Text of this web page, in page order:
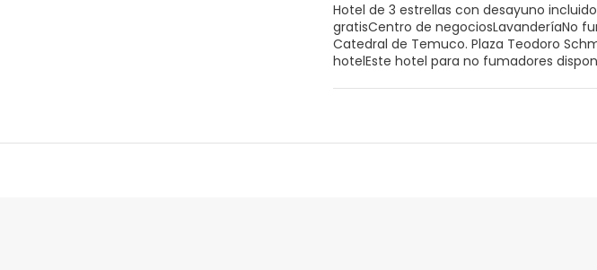
Hotel de 3 estrellas con desayuno
gratisCentro de negociosLavanderíaNo
Catedral de Temuco. Plaza Teodoro
hotelEste hotel para no fumadores
seguridad en la recepción Resguardo de